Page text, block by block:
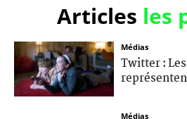
Articles les
Médias
Twitter :
Médias